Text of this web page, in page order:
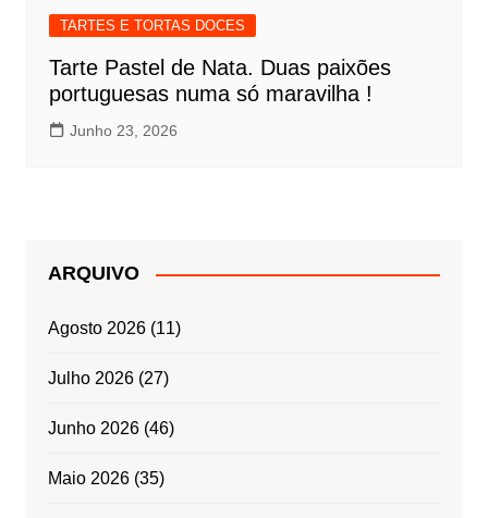
TARTES E TORTAS DOCES
Tarte Pastel de Nata. Duas paixões
portuguesas numa só maravilha !
Junho 23, 2026
ARQUIVO
Agosto 2026(11)
Julho 2026(27)
Junho 2026(46)
Maio 2026(35)